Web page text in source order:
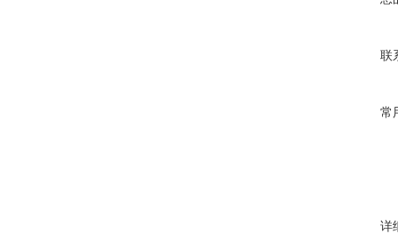
联
常
详